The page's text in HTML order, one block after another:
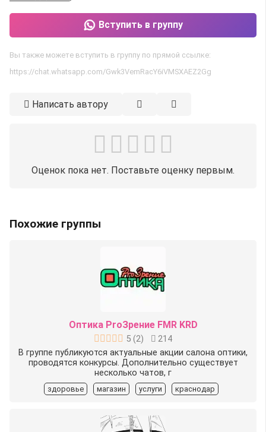
Вступить в группу
Вы также можете вступить в группу по прямой ссылке:
https://chat.whatsapp.com/Gwk3VemRacY6iVMSXAEZ2Gg
Написать автору
Оценок пока нет. Поставьте оценку первым.
Похожие группы
Оптика ProЗрение FMR KRD
5 (2)
214
В группе публикуются актуальные акции салона оптики,
проводятся конкурсы. Дополнительно существует
несколько чатов, г
здоровье магазин услуги краснодар